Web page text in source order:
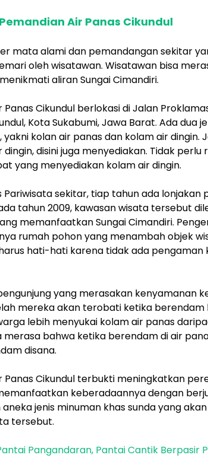
Air Panas Cikundul
mata alami dan pemandangan sekitar
oleh wisatawan. Wisatawan bisa
aliran Sungai Cimandiri.
Panas Cikundul berlokasi di Jalan
Kota Sukabumi, Jawa Barat. Ada dua
yakni kolan air panas dan kolam air dingin.
dingin, disini juga menyediakan. Tidak
yang menyediakan kolam air dingin.
Pariwisata sekitar, tiap tahun ada lonjakan
tahun 2009, kawasan wisata tersebut
memanfaatkan Sungai Cimandiri.
rumah pohon yang menambah objek
hati-hati karena tidak ada pengaman
yang merasakan kenyamanan
mereka akan terobati ketika berendam
lebih menyukai kolam air panas
merasa bahwa ketika berendam di air
disana.
Panas Cikundul terbukti meningkatkan
keberadaannya dengan
jenis minuman khas sunda yang
tersebut.
Pangandaran, Pantai Cantik Berpasir